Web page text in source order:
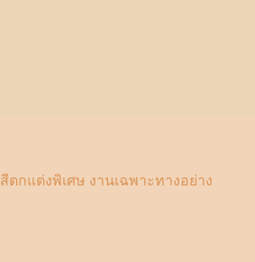
ตกแต่งพิเศษ งานเฉพาะทางอย่าง